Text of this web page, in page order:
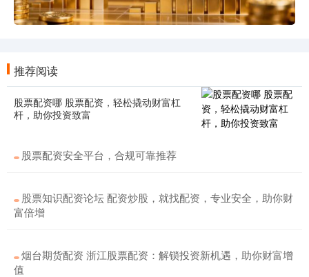
推荐阅读
股票配资哪 股票配资，轻松撬动财富杠
杆，助你投资致富
股票配资安全平台，合规可靠推荐
股票知识配资论坛 配资炒股，就找配资，专业安全，助你财
富倍增
烟台期货配资 浙江股票配资：解锁投资新机遇，助你财富增
值